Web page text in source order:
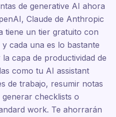
de generative AI ahora
Claude de Anthropic
tiene un tier gratuito con
cada una es lo bastante
capa de productividad de
como tu AI assistant
de trabajo, resumir notas
checklists o
work. Te ahorrarán